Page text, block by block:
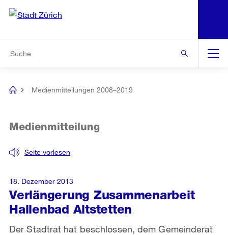
Navigation
[no
Medienmitteilungen 2008–2019
Verlängerung Zusammenarbeit
Hallenbad Altstetten
Seite vorlesen
Medienmitteilung
Der Stadtrat hat beschlossen, dem Gemeinderat
18. Dezember 2013